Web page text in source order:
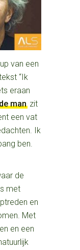
van een
“Ik
eraan
man zit
een vat
Ik
ben.
de
met
en
Met
en een